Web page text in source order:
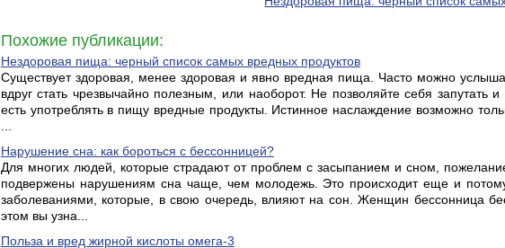
Похожие публикации:
Нездоровая пища: черный список самых вредных продуктов
Существует здоровая, менее здоровая и явно вредная пища. Часто можно
вдруг стать чрезвычайно полезным, или наоборот. Не позволяйте себя запутать
есть употреблять в пищу вредные продукты. Истинное наслаждение возможно
Нарушение сна: как бороться с бессонницей?
Для многих людей, которые страдают от проблем с засыпанием и сном,
подвержены нарушениям сна чаще, чем молодежь. Это происходит еще и
заболеваниями, которые, в свою очередь, влияют на сон. Женщин бессонница
этом вы узна...
Польза и вред жирной кислоты омега-3